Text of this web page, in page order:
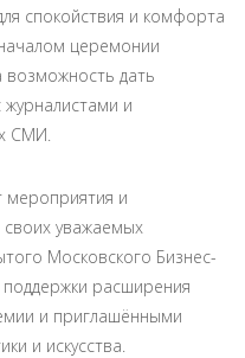
спокойствия и комфорта
церемонии
дать
и
СМИ.
и
уважаемых
Московского Бизнес-
расширения
и приглашёнными
и искусства.